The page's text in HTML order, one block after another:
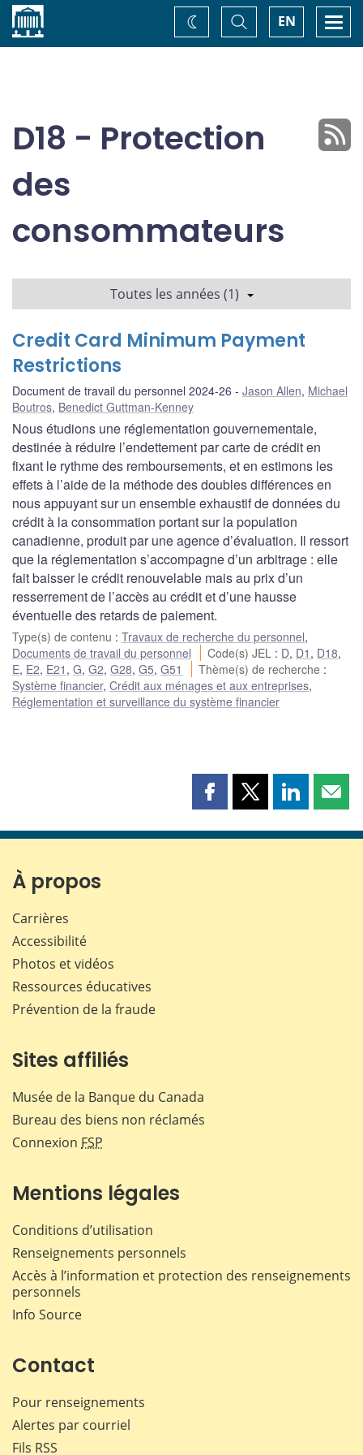
Accueil EN
Basculer
la
recherche
Changez
de
D18 - Protection
des
consommateurs
Toutes les années (1)
Credit Card Minimum Payment
Restrictions
Document de travail du personnel 2024-26 Jason Allen, Michael
Boutros, Benedict Guttman-Kenney
Nous étudions une réglementation gouvernementale,
destinée à réduire l’endettement par carte de crédit en
fixant le rythme des remboursements, et en estimons les
effets à l’aide de la méthode des doubles différences en
nous appuyant sur un ensemble exhaustif de données du
crédit à la consommation portant sur la population
canadienne, produit par une agence d’évaluation. Il ressort
que la réglementation s’accompagne d’un arbitrage : elle
fait baisser le crédit renouvelable mais au prix d’un
resserrement de l’accès au crédit et d’une hausse
éventuelle des retards de paiement.
Type(s) de contenu : Travaux de recherche du personnel,
Documents de travail du personnel
Code(s) JEL : D, D1 , D18,
E, E2, E21 , G, G2, G28, G5, G51 Thème(s) de recherche :
Système financier, Crédit aux ménages et aux entreprises,
Réglementation et surveillance du système financier
Partager
page
Partager
page
Partager
page page
À propos
Carrières
Accessibilité
Photos et vidéos
Ressources éducatives
Prévention de la fraude
Sites affiliés
Musée de la Banque du Canada
Bureau des biens non réclamés
Connexion FSP
Mentions légales
Conditions d’utilisation
Renseignements personnels
Accès à l’information et protection des renseignements
personnels
Info Source
Contact
Pour renseignements
Alertes par courriel
Fils RSS